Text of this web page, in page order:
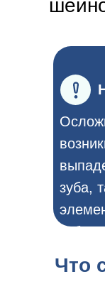
зуба,
Что